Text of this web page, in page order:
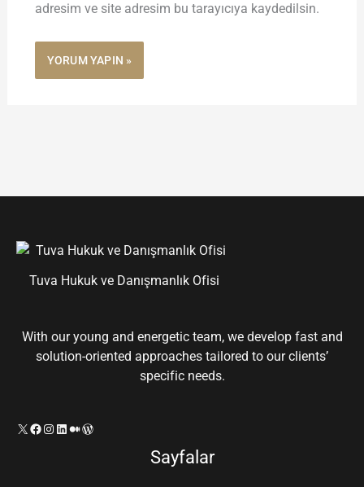
adresim ve site adresim bu tarayıcıya kaydedilsin.
Tuva Hukuk ve Danışmanlık Ofisi
With our young and energetic team, we develop fast and
solution-oriented approaches tailored to our clients’
specific needs.
X Facebook
Instagram
LinkedIn
OrtaWordPress
Sayfalar